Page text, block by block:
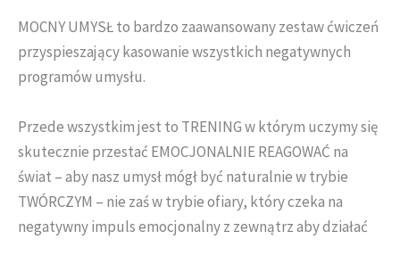
MOCNY UMYSŁ to bardzo zaawansowany zestaw ćwiczeń
przyspieszający kasowanie wszystkich negatywnych
programów umysłu.
Przede wszystkim jest to TRENING w którym uczymy się
skutecznie przestać EMOCJONALNIE REAGOWAĆ na
świat – aby nasz umysł mógł być naturalnie w trybie
TWÓRCZYM – nie zaś w trybie ofiary, który czeka na
negatywny impuls emocjonalny z zewnątrz aby działać